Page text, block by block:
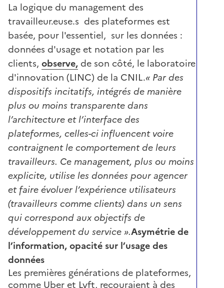
La logique du management des
travailleur.euse.s des plateformes est
basée, pour l'essentiel, sur les données :
données d'usage et notation par les
clients, observe, de son côté, le laboratoire
d'innovation (LINC) de la CNIL.« Par des
dispositifs incitatifs, intégrés de manière
plus ou moins transparente dans
l’architecture et l’interface des
plateformes, celles-ci influencent voire
contraignent le comportement de leurs
travailleurs. Ce management, plus ou moins
explicite, utilise les données pour agencer
et faire évoluer l’expérience utilisateurs
(travailleurs comme clients) dans un sens
qui correspond aux objectifs de
développement du service ».Asymétrie de
l’information, opacité sur l’usage des
données
Les premières générations de plateformes,
comme Uber et Lyft, recouraient à des